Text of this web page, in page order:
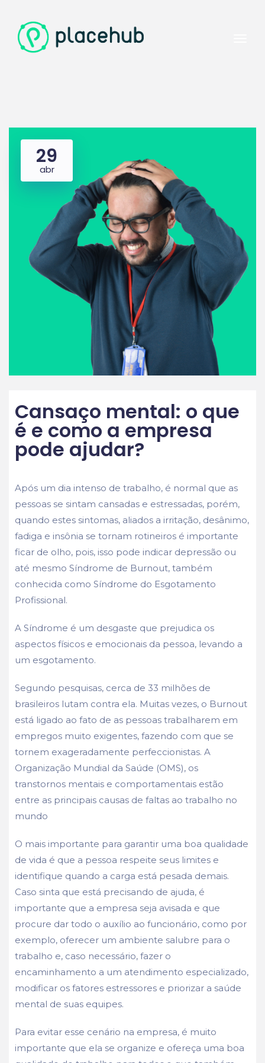
29
abr
Cansaço mental: o que
é e como a empresa
pode ajudar?
Após um dia intenso de trabalho, é normal que as
pessoas se sintam cansadas e estressadas, porém,
quando estes sintomas, aliados a irritação, desânimo,
fadiga e insônia se tornam rotineiros é importante
ficar de olho, pois, isso pode indicar depressão ou
até mesmo Síndrome de Burnout, também
conhecida como Síndrome do Esgotamento
Profissional.
A Síndrome é um desgaste que prejudica os
aspectos físicos e emocionais da pessoa, levando a
um esgotamento.
Segundo pesquisas, cerca de 33 milhões de
brasileiros lutam contra ela. Muitas vezes, o Burnout
está ligado ao fato de as pessoas trabalharem em
empregos muito exigentes, fazendo com que se
tornem exageradamente perfeccionistas. A
Organização Mundial da Saúde (OMS), os
transtornos mentais e comportamentais estão
entre as principais causas de faltas ao trabalho no
mundo
O mais importante para garantir uma boa qualidade
de vida é que a pessoa respeite seus limites e
identifique quando a carga está pesada demais.
Caso sinta que está precisando de ajuda, é
importante que a empresa seja avisada e que
procure dar todo o auxílio ao funcionário, como por
exemplo, oferecer um ambiente salubre para o
trabalho e, caso necessário, fazer o
encaminhamento a um atendimento especializado,
modificar os fatores estressores e priorizar a saúde
mental de suas equipes.
Para evitar esse cenário na empresa, é muito
importante que ela se organize e ofereça uma boa